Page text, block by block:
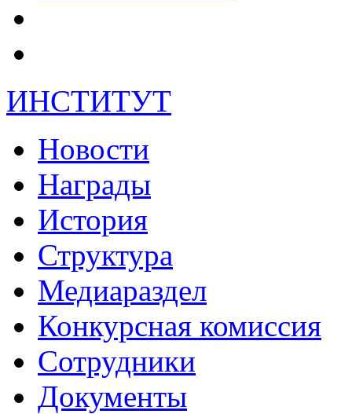
ИНСТИТУТ
Новости
Награды
История
Структура
Медиараздел
Конкурсная комиссия
Сотрудники
Документы